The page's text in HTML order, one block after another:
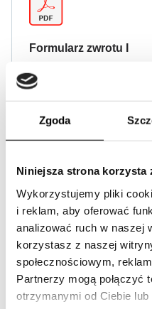
Zgoda
Niniejsza strona korzysta
Wykorzystujemy pliki
i reklam, aby oferować
analizować ruch w naszej
korzystasz z naszej
społecznościowym,
Partnerzy mogą połączyć
otrzymanymi od Ciebie
Formularz zwrotu I
Certyfikat
ISO 9001